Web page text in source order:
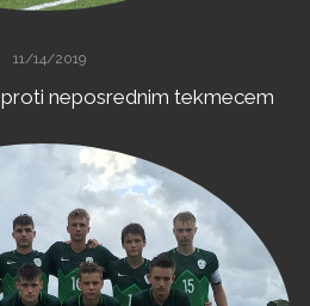
11/14/2019
proti neposrednim tekmecem